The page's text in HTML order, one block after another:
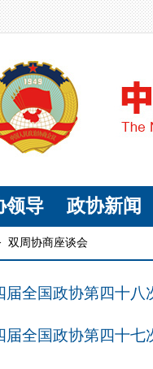
领导 政协新闻
双周协商座谈会
届全国政协第四十八